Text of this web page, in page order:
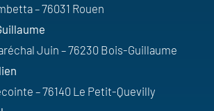
– 76031 Rouen
Juin – 76230 Bois-Guillaume
– 76140 Le Petit-Quevilly